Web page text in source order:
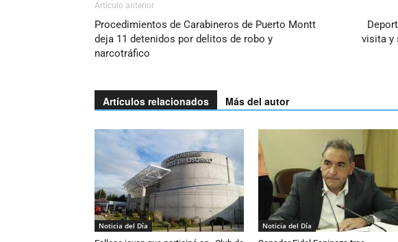
Artículo anterior
Procedimientos de Carabineros de Puerto Montt
deja 11 detenidos por delitos de robo y
narcotráfico
visita y
Artículos relacionados Más del autor
Noticia del Día Noticia del Día